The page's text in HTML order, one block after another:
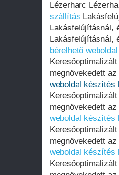
Lézerharc
szállítás
Lakásfelújításnál,
Lakásfelújításnál,
bérelhető
megnövekedett
weboldal készítés
megnövekedett
weboldal készítés
megnövekedett
weboldal készítés